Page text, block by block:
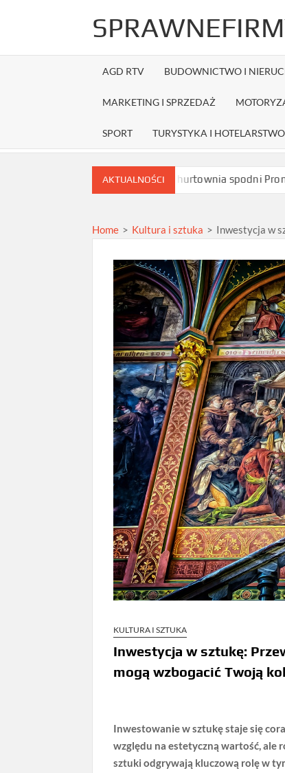
AGD RTV BUDOWNICTWO I
MARKETING I SPRZEDAŻ
SPORT TURYSTYKA I HOTELARSTWO
AKTUALNOŚCI
Czy hurtownia spodni Promodoro
Home > Kultura i sztuka > Inwestycja w
KULTURA I SZTUKA
Inwestycja w sztukę:
mogą wzbogacić Twoją
Inwestowanie w sztukę staje się
względu na estetyczną wartość, ale
sztuki odgrywają kluczową rolę w